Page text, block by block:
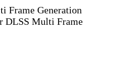
Frame Generation
DLSS Multi Frame